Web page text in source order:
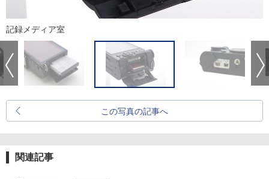
記録メディア室
この写真の記事へ
関連記事